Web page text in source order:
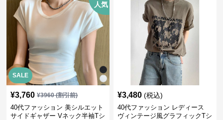
SALE
人気
¥3,760 ¥3960(割引前)
40代ファッション 美シルエット
サイドギャザー Vネック半袖Tシ
¥3,480 (税込)
40代ファッション レディース
ヴィンテージ風グラフィックTシ